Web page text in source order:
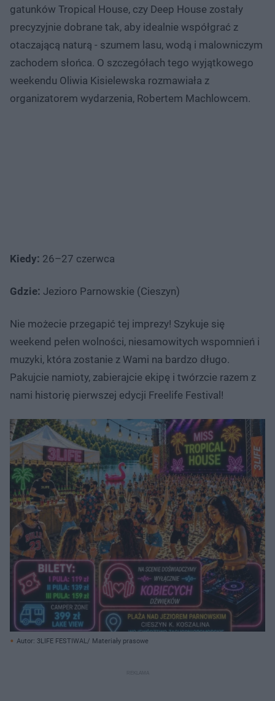
gatunków Tropical House, czy Deep House zostały
precyzyjnie dobrane tak, aby idealnie współgrać z
otaczającą naturą - szumem lasu, wodą i malowniczym
zachodem słońca. O szczegółach tego wyjątkowego
weekendu Oliwia Kisielewska rozmawiała z
organizatorem wydarzenia, Robertem Machlowcem.
Kiedy: 26–27 czerwca
Gdzie: Jezioro Parnowskie (Cieszyn)
Nie możecie przegapić tej imprezy! Szykuje się
weekend pełen wolności, niesamowitych wspomnień i
muzyki, która zostanie z Wami na bardzo długo.
Pakujcie namioty, zabierajcie ekipę i twórzcie razem z
nami historię pierwszej edycji Freelife Festival!
Autor: 3LIFE FESTIWAL/ Materiały prasowe